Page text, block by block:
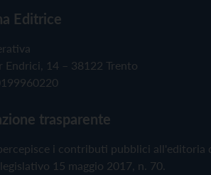
Editrice
Endrici, 14 – 38122 Trento
trasparente
i contributi pubblici all'editoria
15 maggio 2017, n. 70.